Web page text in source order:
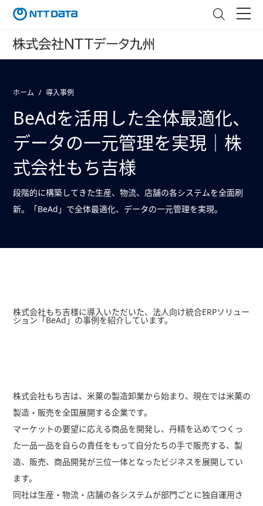
ホーム 導入事例
BeAdを活用した全体最適化、
データの一元管理を実現｜株
式会社もち吉様
段階的に構築してきた生産、物流、店舗の各システムを全面刷
新。「BeAd」で全体最適化、データの一元管理を実現。
株式会社もち吉様に導入いただいた、法人向け統合ERPソリュー
ション「BeAd」の事例を紹介しています。
株式会社もち吉は、米菓の製造卸業から始まり、現在では米菓の
製造・販売を全国展開する企業です。
マーケットの要望に応える商品を開発し、丹精を込めてつくっ
た一品一品を自らの責任をもって自分たちの手で販売する、製
造、販売、商品開発が三位一体となったビジネスを展開してい
ます。
同社は生産・物流・店舗の各システムが部門ごとに独自運用さ